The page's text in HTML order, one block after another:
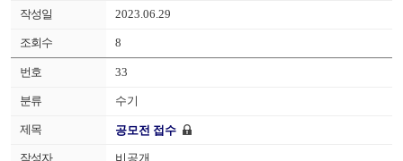
2023.06.29
8
33
수기
공모전 접수
비공개